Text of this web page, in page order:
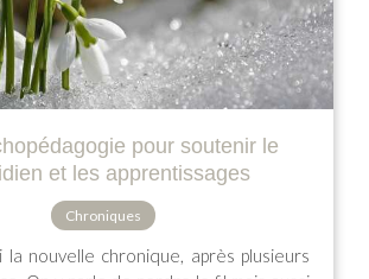
pour soutenir le
et les apprentissages
Chroniques
la nouvelle chronique, après plusieurs